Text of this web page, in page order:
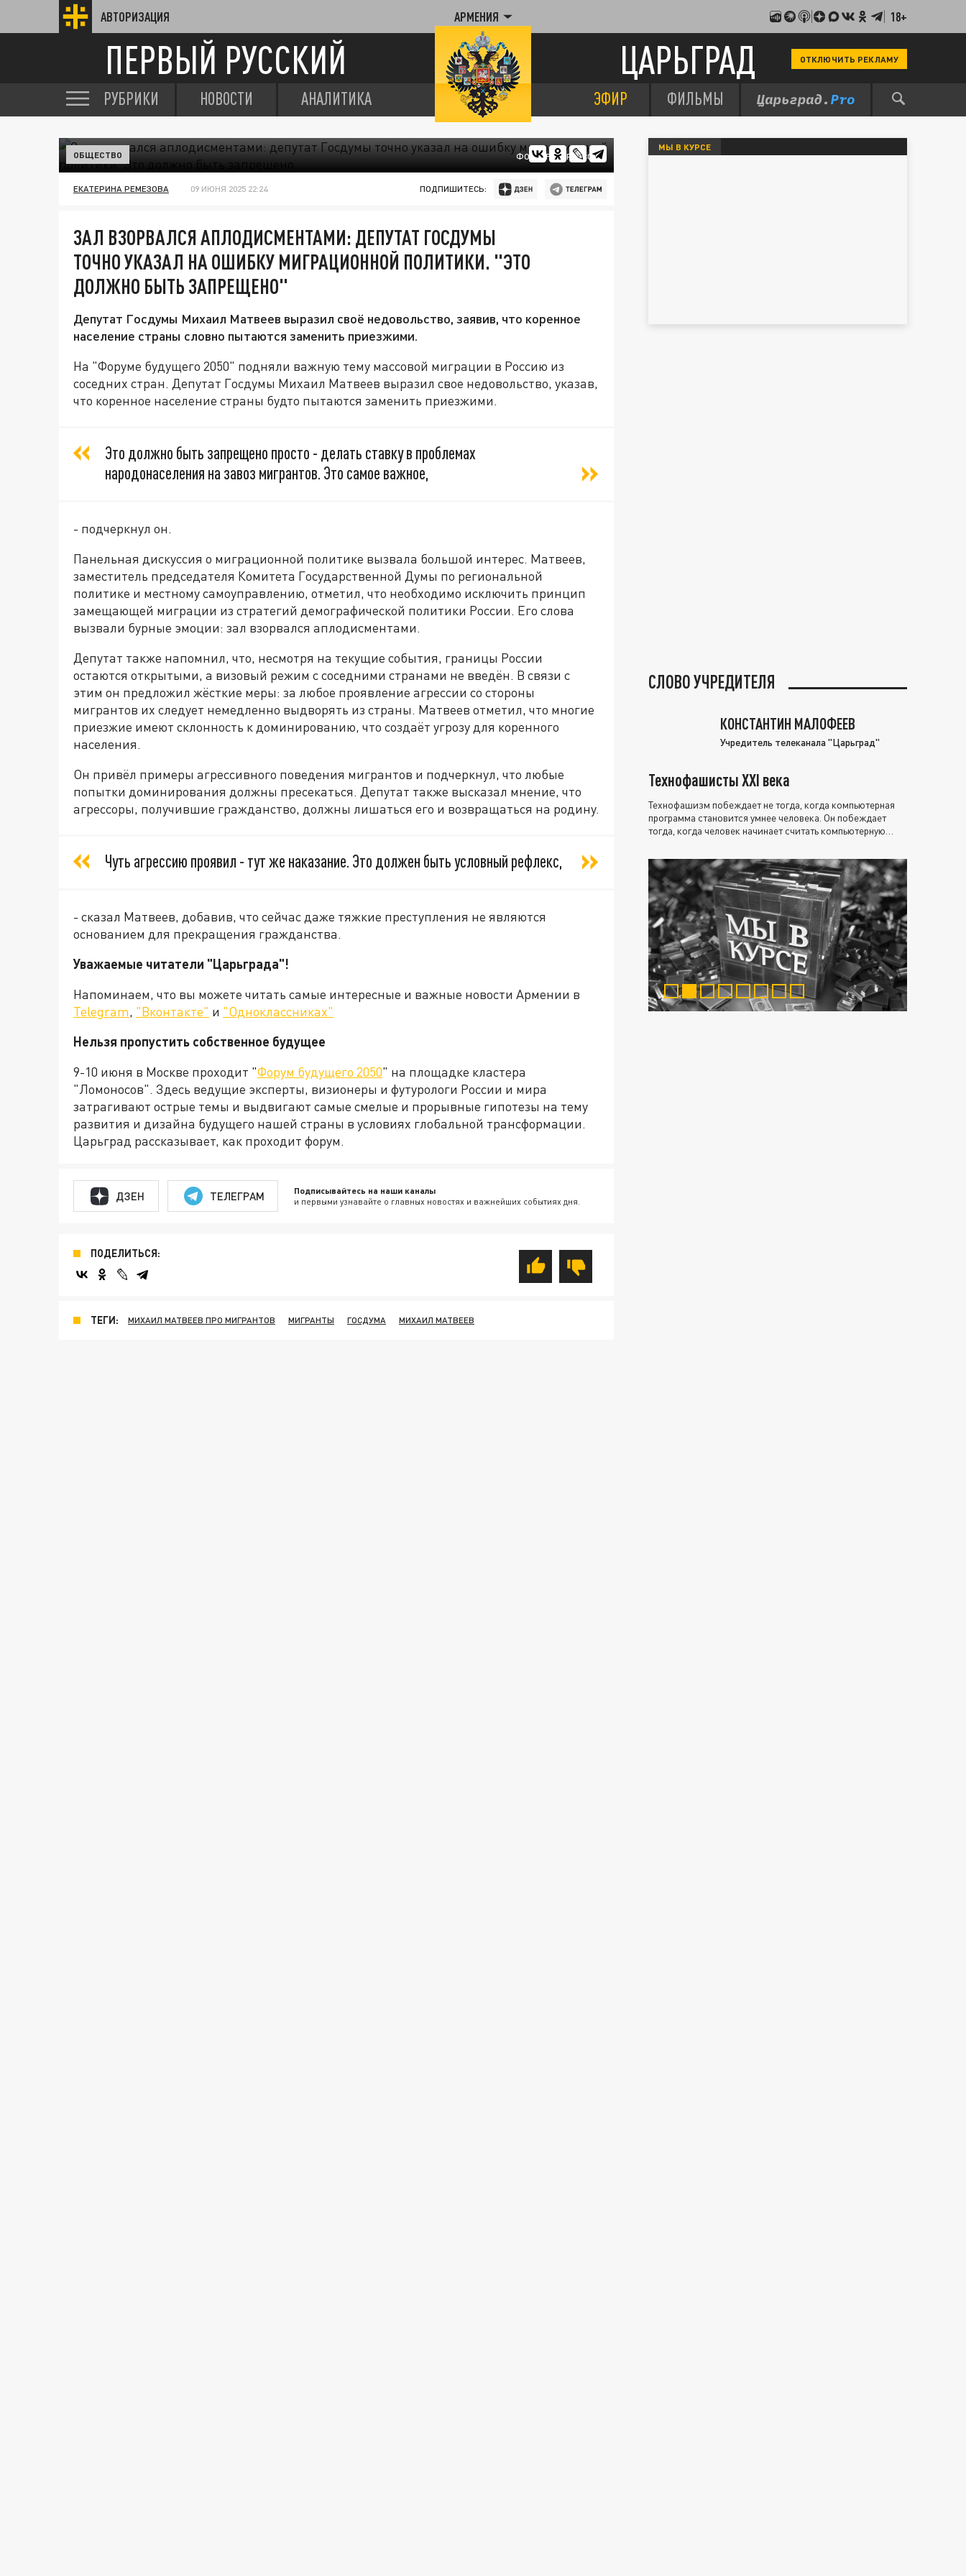
АВТОРИЗАЦИЯ АРМЕНИЯ 18+
ПЕРВЫЙ РУССКИЙ ЦАРЬГРАД ОТКЛЮЧИТЬ РЕКЛАМУ
РУБРИКИ НОВОСТИ АНАЛИТИКА ЭФИР ФИЛЬМЫ
ФОТО: FREEPIK.COM
ОБЩЕСТВО
ЕКАТЕРИНА РЕМЕЗОВА 09 ИЮНЯ 2025 22:24 ПОДПИШИТЕСЬ:
ЗАЛ ВЗОРВАЛСЯ АПЛОДИСМЕНТАМИ: ДЕПУТАТ ГОСДУМЫ
ТОЧНО УКАЗАЛ НА ОШИБКУ МИГРАЦИОННОЙ ПОЛИТИКИ. "ЭТО
ДОЛЖНО БЫТЬ ЗАПРЕЩЕНО"
Депутат Госдумы Михаил Матвеев выразил своё недовольство, заявив, что коренное
население страны словно пытаются заменить приезжими.
На "Форуме будущего 2050" подняли важную тему массовой миграции в Россию из
соседних стран. Депутат Госдумы Михаил Матвеев выразил свое недовольство, указав,
что коренное население страны будто пытаются заменить приезжими.
Это должно быть запрещено просто - делать ставку в проблемах
народонаселения на завоз мигрантов. Это самое важное,
- подчеркнул он.
Панельная дискуссия о миграционной политике вызвала большой интерес. Матвеев,
заместитель председателя Комитета Государственной Думы по региональной
политике и местному самоуправлению, отметил, что необходимо исключить принцип
замещающей миграции из стратегий демографической политики России. Его слова
вызвали бурные эмоции: зал взорвался аплодисментами.
Депутат также напомнил, что, несмотря на текущие события, границы России
остаются открытыми, а визовый режим с соседними странами не введён. В связи с
этим он предложил жёсткие меры: за любое проявление агрессии со стороны
мигрантов их следует немедленно выдворять из страны. Матвеев отметил, что многие
приезжие имеют склонность к доминированию, что создаёт угрозу для коренного
населения.
Он привёл примеры агрессивного поведения мигрантов и подчеркнул, что любые
попытки доминирования должны пресекаться. Депутат также высказал мнение, что
агрессоры, получившие гражданство, должны лишаться его и возвращаться на родину.
Чуть агрессию проявил - тут же наказание. Это должен быть условный рефлекс,
- сказал Матвеев, добавив, что сейчас даже тяжкие преступления не являются
основанием для прекращения гражданства.
Уважаемые читатели "Царьграда"!
Напоминаем, что вы можете читать самые интересные и важные новости Армении в
Telegram, "Вконтакте" и "Одноклассниках"
Нельзя пропустить собственное будущее
9-10 июня в Москве проходит "Форум будущего 2050" на площадке кластера
"Ломоносов". Здесь ведущие эксперты, визионеры и футурологи России и мира
затрагивают острые темы и выдвигают самые смелые и прорывные гипотезы на тему
развития и дизайна будущего нашей страны в условиях глобальной трансформации.
Царьград рассказывает, как проходит форум.
ДЗЕН ТЕЛЕГРАМ Подписывайтесь на наши каналы
и первыми узнавайте о главных новостях и важнейших событиях дня.
ПОДЕЛИТЬСЯ:
ТЕГИ: МИХАИЛ МАТВЕЕВ ПРО МИГРАНТОВ МИГРАНТЫ ГОСДУМА МИХАИЛ МАТВЕЕВ
МЫ В КУРСЕ
СЛОВО УЧРЕДИТЕЛЯ
КОНСТАНТИН МАЛОФЕЕВ
Учредитель телеканала "Царьград"
Технофашисты XXI века
Технофашизм побеждает не тогда, когда компьютерная
программа становится умнее человека. Он побеждает
тогда, когда человек начинает считать компьютерную